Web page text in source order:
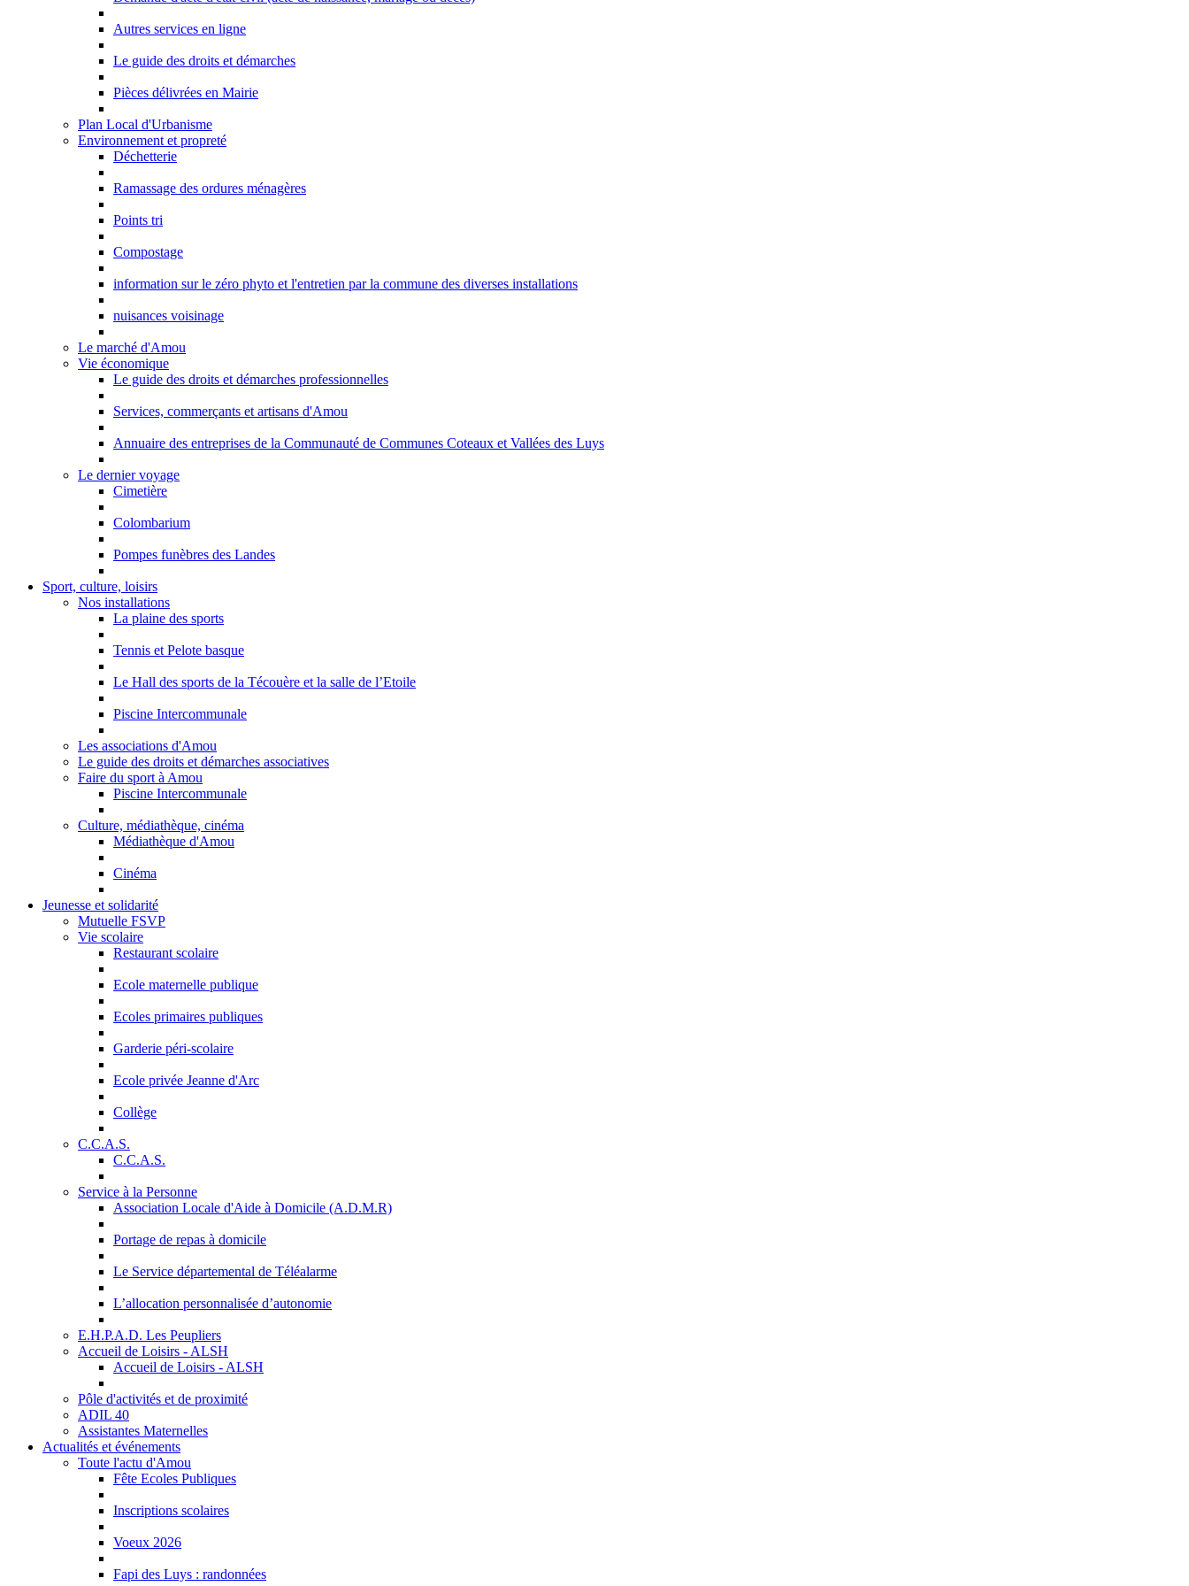
Autres services en ligne
Le guide des droits et démarches
Pièces délivrées en Mairie
Plan Local d'Urbanisme
Environnement et propreté
Déchetterie
Ramassage des ordures ménagères
Points tri
Compostage
information sur le zéro phyto et l'entretien par la commune des diverses installations
nuisances voisinage
Le marché d'Amou
Vie économique
Le guide des droits et démarches professionnelles
Services, commerçants et artisans d'Amou
Annuaire des entreprises de la Communauté de Communes Coteaux et Vallées des Luys
Le dernier voyage
Cimetière
Colombarium
Pompes funèbres des Landes
Sport, culture, loisirs
Nos installations
La plaine des sports
Tennis et Pelote basque
Le Hall des sports de la Técouère et la salle de l’Etoile
Piscine Intercommunale
Les associations d'Amou
Le guide des droits et démarches associatives
Faire du sport à Amou
Piscine Intercommunale
Culture, médiathèque, cinéma
Médiathèque d'Amou
Cinéma
Jeunesse et solidarité
Mutuelle FSVP
Vie scolaire
Restaurant scolaire
Ecole maternelle publique
Ecoles primaires publiques
Garderie péri-scolaire
Ecole privée Jeanne d'Arc
Collège
C.C.A.S.
C.C.A.S.
Service à la Personne
Association Locale d'Aide à Domicile (A.D.M.R)
Portage de repas à domicile
Le Service départemental de Téléalarme
L’allocation personnalisée d’autonomie
E.H.P.A.D. Les Peupliers
Accueil de Loisirs - ALSH
Accueil de Loisirs - ALSH
Pôle d'activités et de proximité
ADIL 40
Assistantes Maternelles
Actualités et événements
Toute l'actu d'Amou
Fête Ecoles Publiques
Inscriptions scolaires
Voeux 2026
Fapi des Luys : randonnées